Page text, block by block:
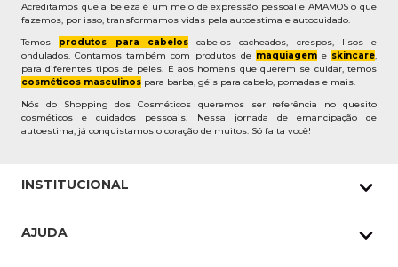
Acreditamos que a beleza é um meio de expressão pessoal e AMAMOS o que
fazemos, por isso, transformamos vidas pela autoestima e autocuidado.
Temos produtos para cabeloscabelos cacheados, crespos, lisos e
ondulados. Contamos também com produtos de maquiageme skincare,
para diferentes tipos de peles. E aos homens que querem se cuidar, temos
cosméticos masculinos para barba, géis para cabelo, pomadas e mais.
Nós do Shopping dos Cosméticos queremos ser referência no quesito
cosméticos e cuidados pessoais. Nessa jornada de emancipação de
autoestima, já conquistamos o coração de muitos. Só falta você!
INSTITUCIONAL
AJUDA